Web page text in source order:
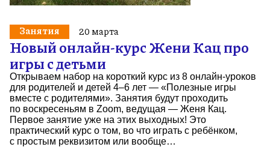
Занятия 20 марта
Новый онлайн-курс Жени Кац про
игры с детьми
Открываем набор на короткий курс из 8 онлайн-уроков
для родителей и детей 4–6 лет — «Полезные игры
вместе с родителями». Занятия будут проходить
по воскресеньям в Zoom, ведущая — Женя Кац.
Первое занятие уже на этих выходных! Это
практический курс о том, во что играть с ребёнком,
с простым реквизитом или вообще…